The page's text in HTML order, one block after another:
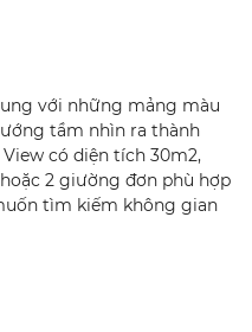
với những mảng màu
tầm nhìn ra thành
có diện tích 30m2,
2 giường đơn phù hợp
tìm kiếm không gian